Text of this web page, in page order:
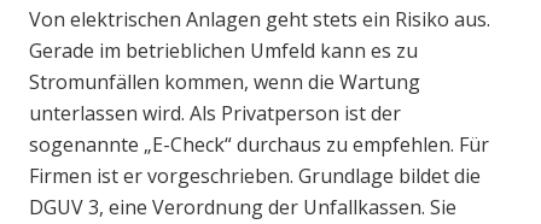
Von elektrischen Anlagen geht stets ein Risiko aus.
Gerade im betrieblichen Umfeld kann es zu
Stromunfällen kommen, wenn die Wartung
unterlassen wird. Als Privatperson ist der
sogenannte „E-Check“ durchaus zu empfehlen. Für
Firmen ist er vorgeschrieben. Grundlage bildet die
DGUV 3, eine Verordnung der Unfallkassen. Sie